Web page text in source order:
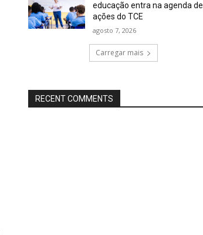
educação entra na agenda de
ações do TCE
agosto 7, 2026
Carregar mais
RECENT COMMENTS